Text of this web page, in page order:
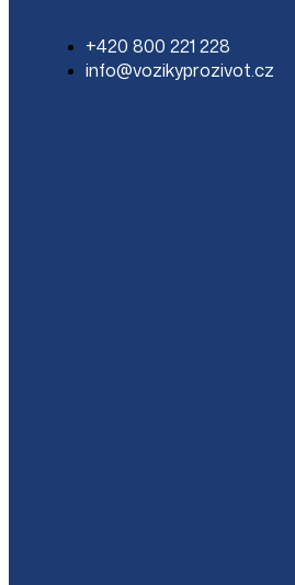
+420 800 221 228
info@vozikyprozivot.cz